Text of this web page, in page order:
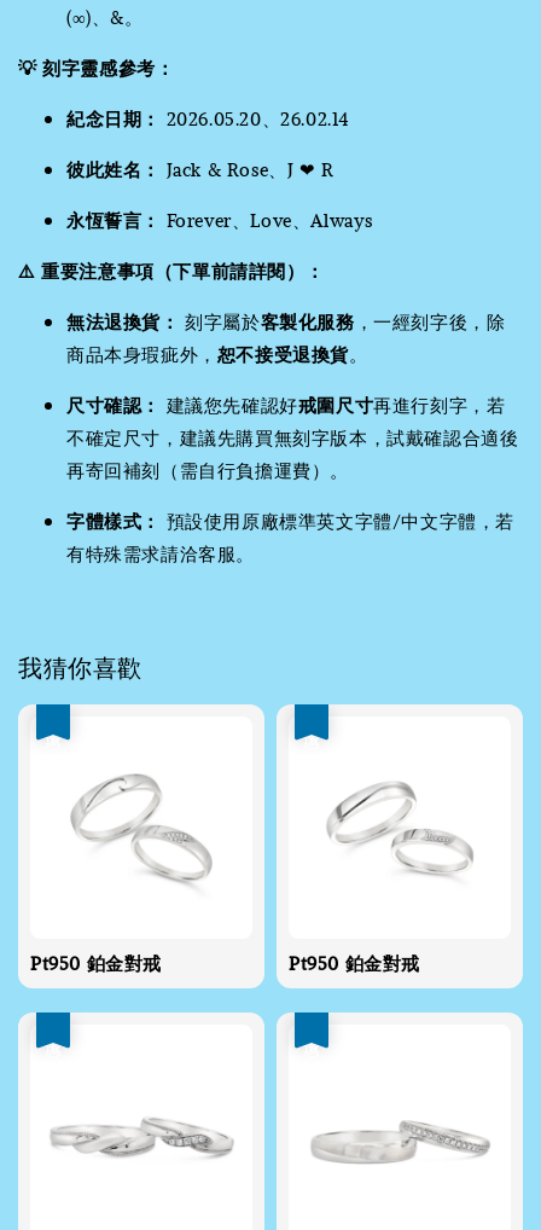
(∞)、&。
💡 刻字靈感參考：
紀念日期： 2026.05.20、26.02.14
彼此姓名： Jack & Rose、J ❤ R
永恆誓言： Forever、Love、Always
⚠️ 重要注意事項（下單前請詳閱）：
無法退換貨： 刻字屬於客製化服務 ，一經刻字後，除
商品本身瑕疵外， 恕不接受退換貨。
尺寸確認： 建議您先確認好戒圍尺寸再進行刻字，若
不確定尺寸，建議先購買無刻字版本，試戴確認合適後
再寄回補刻（需自行負擔運費）。
字體樣式： 預設使用原廠標準英文字體/中文字體，若
有特殊需求請洽客服。
我猜你喜歡
Pt950 鉑金對戒 Pt950 鉑金對戒